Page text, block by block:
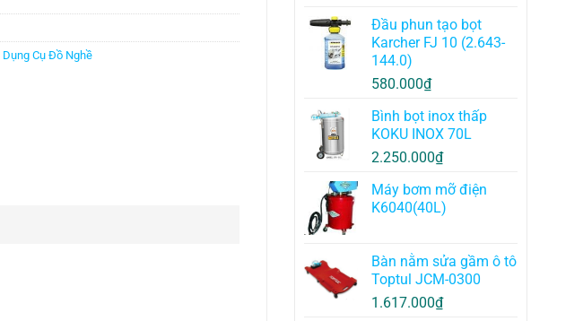
Đầu phun tạo bọt
Karcher FJ 10 (2.643-
144.0)
580.000₫
Bình bọt inox thấp
KOKU INOX 70L
2.250.000₫
Máy bơm mỡ điện
K6040(40L)
Bàn nằm sửa gầm ô tô
Toptul JCM-0300
1.617.000₫
Dụng Cụ Đồ Nghề